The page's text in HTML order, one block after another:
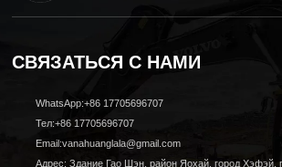
СВЯЗАТЬСЯ С НАМИ
WhatsApp:+86 17705696707
Тел:+86 17705696707
Email:vanahuanglala@gmail.com
Адрес: Здание Гао Шэн, район Яохай, город Хэфэй,